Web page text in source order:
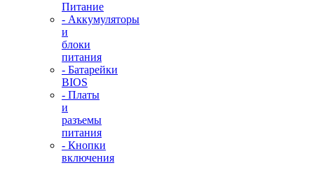
Питание
- Аккумуляторы
и
блоки
питания
- Батарейки
BIOS
- Платы
и
разъемы
питания
- Кнопки
включения